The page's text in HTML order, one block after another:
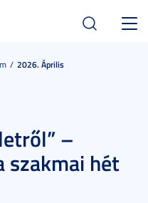
2026. Április
–
szakmai hét